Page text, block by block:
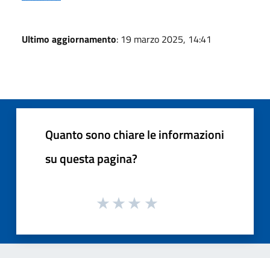
Ultimo aggiornamento: 19 marzo 2025, 14:41
Quanto sono chiare le informazioni
su questa pagina?